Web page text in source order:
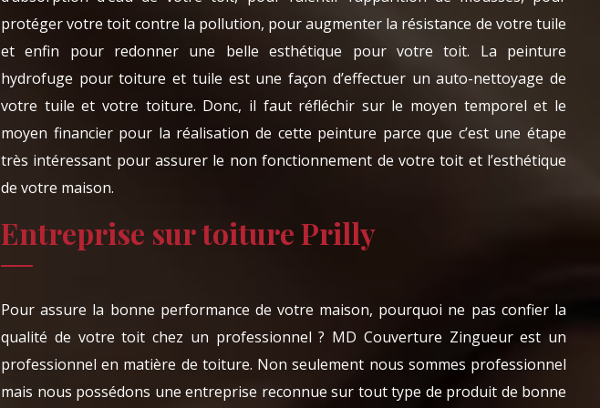
protéger votre toit contre la pollution, pour augmenter la résistance de votre tuile
et enfin pour redonner une belle esthétique pour votre toit. La peinture
hydrofuge pour toiture et tuile est une façon d’effectuer un auto-nettoyage de
votre tuile et votre toiture. Donc, il faut réfléchir sur le moyen temporel et le
moyen financier pour la réalisation de cette peinture parce que c’est une étape
très intéressant pour assurer le non fonctionnement de votre toit et l’esthétique
de votre maison.
Entreprise sur toiture Prilly
Pour assure la bonne performance de votre maison, pourquoi ne pas confier la
qualité de votre toit chez un professionnel ? MD Couverture Zingueur est un
professionnel en matière de toiture. Non seulement nous sommes professionnel
mais nous possédons une entreprise reconnue sur tout type de produit de bonne